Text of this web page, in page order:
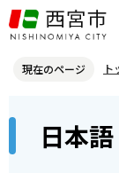
こ
の
ジ
先
現在のページ ト
日本語
こ
日本語